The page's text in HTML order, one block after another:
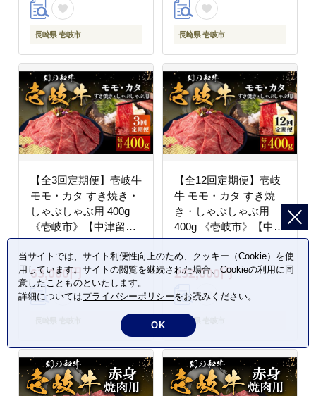
長崎県 壱岐市
100000円 10万円
長崎県 壱岐市
【全3回定期便】壱岐牛
モモ・カタ すき焼き・
しゃぶしゃぶ用 400g
《壱岐市》【中津留】
すき焼き しゃぶしゃぶ
モモ カタ 鍋 牛肉 赤身
[JFS054] 63000 63000
円
63,000円
【全12回定期便】壱岐
牛 モモ・カタ すき焼
き・しゃぶしゃぶ用
400g 《壱岐市》【中津
留】 すき焼き しゃぶし
ゃぶ モモ カタ 鍋 牛肉
赤身 [JFS056] 300000
252,000円
長崎県 壱岐市
当サイトでは、サイト利便性向上のため、クッキー（Cookie）を使
用しています。サイトの閲覧を継続された場合、Cookieの利用に同
意したことものといたします。
詳細についてはプライバシーポリシーをお読みください。
OK